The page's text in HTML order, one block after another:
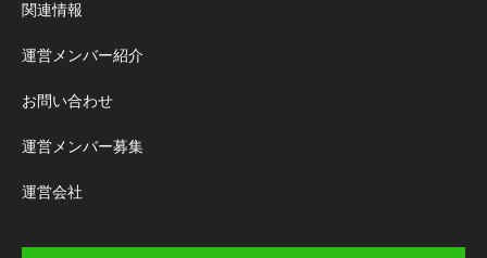
関連情報
運営メンバー紹介
お問い合わせ
運営メンバー募集
運営会社